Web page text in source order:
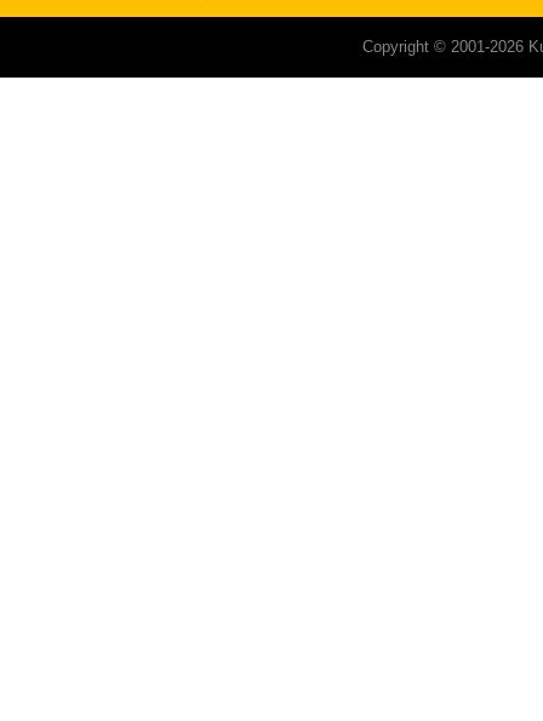
Copyright © 2001-2026